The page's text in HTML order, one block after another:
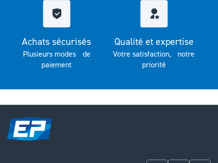
Achats sécurisés
Plusieurs modes de
paiement
Qualité et expertise
Votre satisfaction, notre
priorité